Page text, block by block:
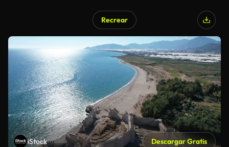
Recrear
iStock Descargar Gratis